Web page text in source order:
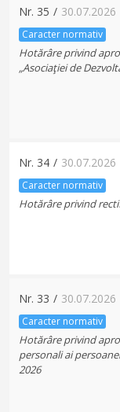
Nr. 35 / 30.07.2026
Caracter normativ
Hotărâre privind
„Asociaţiei de
Nr. 34 / 30.07.2026
Caracter normativ
Hotărâre privind
Nr. 33 / 30.07.2026
Caracter normativ
Hotărâre privind
personali ai
2026